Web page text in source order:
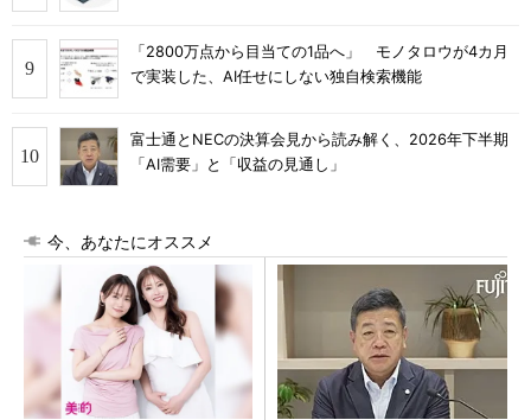
「2800万点から目当ての1品へ」 モノタロウが4カ月
で実装した、AI任せにしない独自検索機能
富士通とNECの決算会見から読み解く、2026年下半期
「AI需要」と「収益の見通し」
今、あなたにオススメ